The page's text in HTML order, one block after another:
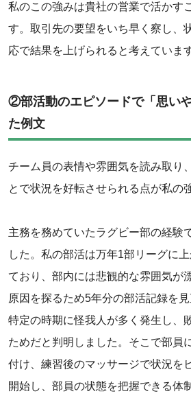
私のこの強みは貴社の営業で活かす
す。取引先の要望をいち早く察し、
応で結果を上げられると考えていま
②部活動のエピソードで「思い
た例文
チーム員の表情や雰囲気を読み取り
とで状況を好転させられる点が私の
主務を務めていたラグビー部の経験
した。私の部活は万年1部リーグに
ており、部内には悲観的な雰囲気が
原因を探るため5年分の部活記録を
特定の時期に怪我人が多く発生し、
ためだと判明しました。そこで部員
付け、練習後のマッサージで状況を
開始し、部員の状態を把握できる体